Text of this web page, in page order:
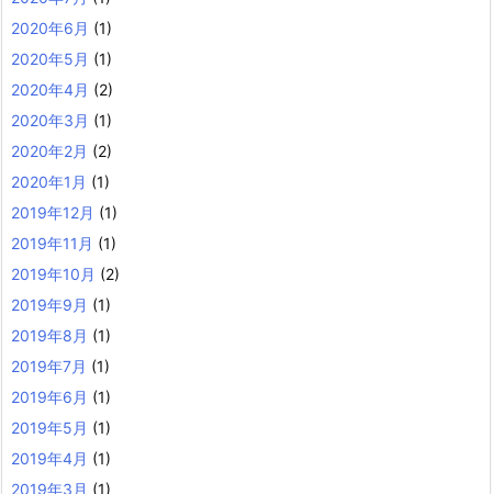
2020年6月 (1)
2020年5月 (1)
2020年4月 (2)
2020年3月 (1)
2020年2月 (2)
2020年1月 (1)
2019年12月 (1)
2019年11月 (1)
2019年10月 (2)
2019年9月 (1)
2019年8月 (1)
2019年7月 (1)
2019年6月 (1)
2019年5月 (1)
2019年4月 (1)
2019年3月 (1)